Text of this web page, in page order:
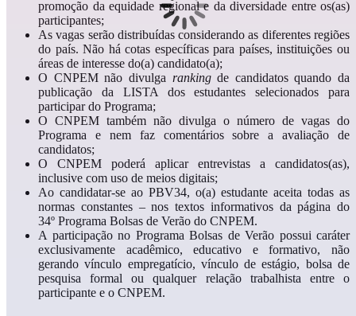
promoção da equidade regional e da diversidade entre os(as)
participantes;
As vagas serão distribuídas considerando as diferentes regiões
do país.Não há cotas específicas para países, instituições ou
áreas de interesse do(a) candidato(a);
O CNPEM não divulga rankingde candidatos quando da
publicação da LISTA dos estudantes selecionados para
participar do Programa;
O CNPEM também não divulga o número de vagas do
Programa e nem faz comentários sobre a avaliação de
candidatos;
O CNPEM poderá aplicar entrevistas a candidatos(as),
inclusive com uso de meios digitais;
Ao candidatar-se ao PBV34, o(a) estudante aceita todas as
normas constantes – nos textos informativos da página do
34º Programa Bolsas de Verão do CNPEM.
A participação no Programa Bolsas de Verão possui caráter
exclusivamente acadêmico, educativo e formativo, não
gerando vínculo empregatício, vínculo de estágio, bolsa de
pesquisa formal ou qualquer relação trabalhista entre o
participante e o CNPEM.